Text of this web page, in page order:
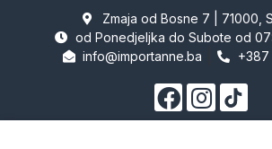
Zmaja od Bosne 7 | 71000,
od Ponedjeljka do Subote od
info@importanne.ba
+387